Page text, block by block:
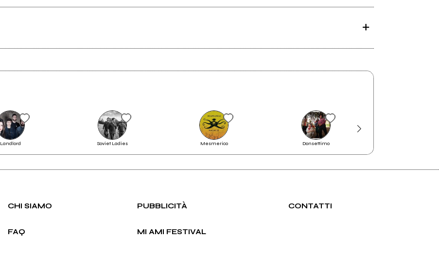
Scrivi all'utente che amministra la pagina.
Landlord Soviet Ladies Mesmerico Donsettimo
CHI SIAMO PUBBLICITÀ CONTATTI
FAQ MI AMI FESTIVAL